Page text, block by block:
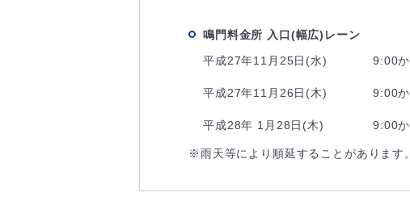
鳴門料金所 入口(幅広)レーン
平成27年11月25日(水)
9:00
平成27年11月26日(木) 9:00
平成28年 1月28日(木) 9:00
※雨天等により順延することがあります。